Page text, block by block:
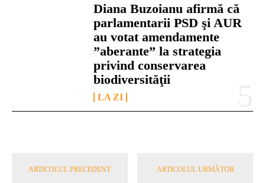
Diana Buzoianu afirmă că
parlamentarii PSD şi AUR
au votat amendamente
”aberante” la strategia
privind conservarea
biodiversităţii
LA ZI
ARTICOLUL PRECEDENT ARTICOLUL URMĂTOR